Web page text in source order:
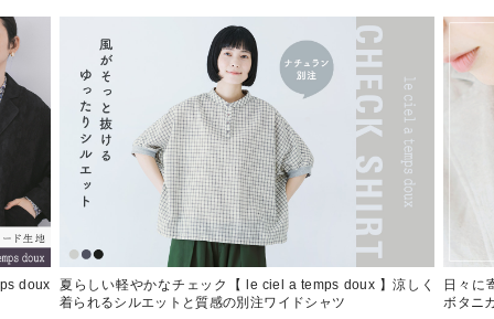
doux
夏らしい軽やかなチェック【 le ciel a temps doux 】涼しく
着られるシルエットと質感の別注ワイドシャツ
日々に
ボタニ